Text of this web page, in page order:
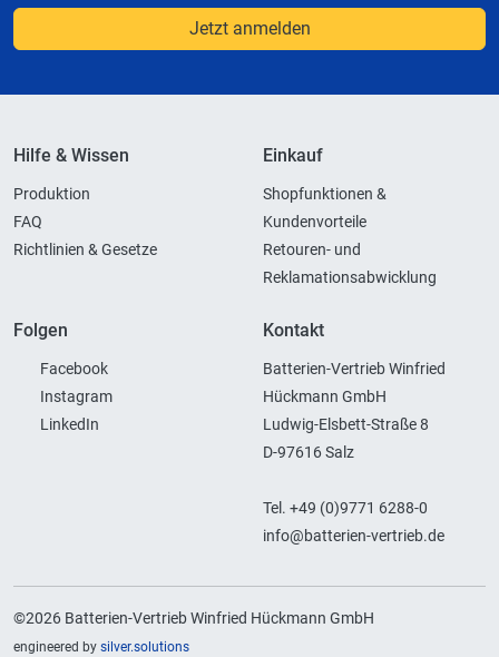
Jetzt anmelden
Hilfe & Wissen
Produktion
FAQ
Richtlinien & Gesetze
Einkauf
Shopfunktionen &
Kundenvorteile
Retouren- und
Reklamationsabwicklung
Folgen
Facebook
Instagram
LinkedIn
Kontakt
Batterien-Vertrieb Winfried
Hückmann GmbH
Ludwig-Elsbett-Straße 8
D-97616 Salz
Tel. +49 (0)9771 6288-0
info@batterien-vertrieb.de
©2026 Batterien-Vertrieb Winfried Hückmann GmbH
engineered by silver.solutions